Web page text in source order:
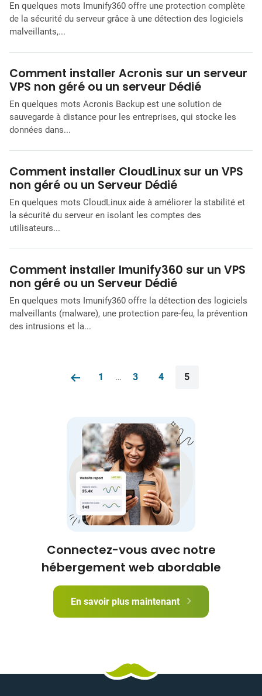
En quelques mots Imunify360 offre une protection complète
de la sécurité du serveur grâce à une détection des logiciels
malveillants,...
Comment installer Acronis sur un serveur
VPS non géré ou un serveur Dédié
En quelques mots Acronis Backup est une solution de
sauvegarde à distance pour les entreprises, qui stocke les
données dans...
Comment installer CloudLinux sur un VPS
non géré ou un Serveur Dédié
En quelques mots CloudLinux aide à améliorer la stabilité et
la sécurité du serveur en isolant les comptes des
utilisateurs...
Comment installer Imunify360 sur un VPS
non géré ou un Serveur Dédié
En quelques mots Imunify360 offre la détection des logiciels
malveillants (malware), une protection pare-feu, la prévention
des intrusions et la...
1 … 3 4 5
Connectez-vous avec notre
hébergement web abordable
En savoir plus maintenant